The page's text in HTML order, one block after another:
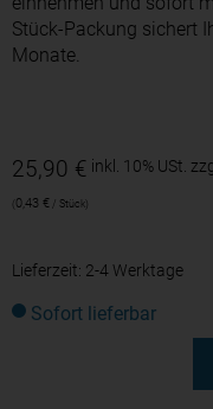
Stück-Packung sichert
Monate.
25,90 € inkl. 10% USt.
0,43 € / Stück
Lieferzeit: 2-4 Werktage
Sofort lieferbar